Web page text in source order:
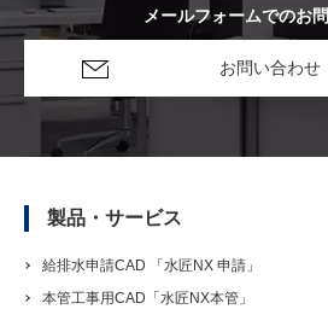
メールフォームでのお
お問い合わせ
製品・サービス
給排水申請CAD 「水匠NX 申請」
本管工事用CAD「水匠NX本管」